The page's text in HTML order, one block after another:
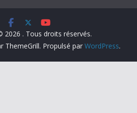
2026 . Tous droits réservés.
ThemeGrill. Propulsé par WordPress.